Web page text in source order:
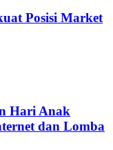
Posisi Market
Hari Anak
dan Lomba